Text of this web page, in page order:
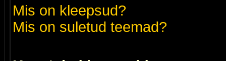
Mis on kleepsud?
Mis on suletud teemad?